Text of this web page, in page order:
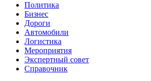
Политика
Бизнес
Дороги
Автомобили
Логистика
Мероприятия
Экспертный совет
Справочник